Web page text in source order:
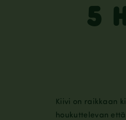
5
Kiivi on raikkaan
houkuttelevan